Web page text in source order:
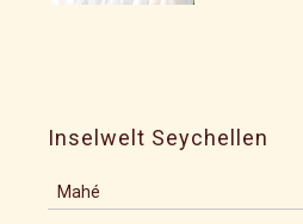
Inselwelt Seychellen
Mahé